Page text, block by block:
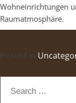
Wohneinrichtungen
Raumatmosphäre.
Posted in
for: